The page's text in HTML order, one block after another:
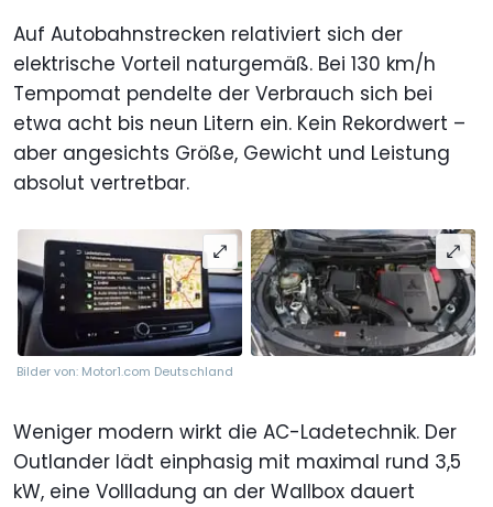
Auf Autobahnstrecken relativiert sich der
elektrische Vorteil naturgemäß. Bei 130 km/h
Tempomat pendelte der Verbrauch sich bei
etwa acht bis neun Litern ein. Kein Rekordwert –
aber angesichts Größe, Gewicht und Leistung
absolut vertretbar.
Bilder von: Motor1.com Deutschland
Weniger modern wirkt die AC-Ladetechnik. Der
Outlander lädt einphasig mit maximal rund 3,5
kW, eine Vollladung an der Wallbox dauert